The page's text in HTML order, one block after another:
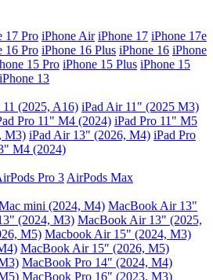
17 Pro iPhone Air iPhone 17 iPhone 17e
16 Pro iPhone 16 Plus iPhone 16 iPhone
15 Pro iPhone 15 Plus iPhone 15
iPhone 13
11 (2025, A16) iPad Air 11" (2025 M3)
Pro 11" M4 (2024) iPad Pro 11" M5
M3) iPad Air 13" (2026, M4) iPad Pro
M4 (2024)
Pro 3 AirPods Max
mini (2024, M4) MacBook Air 13"
(2024, M3) MacBook Air 13" (2025,
M5) Macbook Air 15" (2024, M3)
MacBook Air 15″ (2026, M5)
MacBook Pro 14″ (2024, M4)
MacBook Pro 16" (2023, M3)